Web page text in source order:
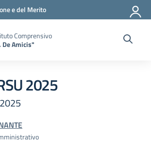
e del Merito
Comprensivo
De Amicis"
2025